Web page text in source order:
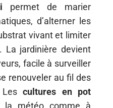
permet de marier
d’alterner les
vivant et limiter
La jardinière devient
facile à surveiller
renouveler au fil des
Lescultures en pot
la météo comme à